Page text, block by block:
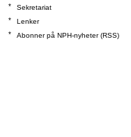
*
Sekretariat
*
Lenker
*
Abonner på NPH-nyheter (RSS)